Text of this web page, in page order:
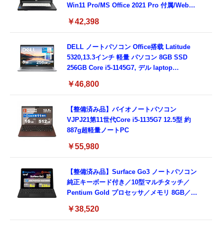
Win11 Pro/MS Office 2021 Pro 付属/Webカ
3.0)/ 有線静音マウス付属/ 180日保証（メモリ
￥42,398
DELL ノートパソコン Office搭载 Latitude
5320,13.3インチ 軽量 パソコン 8GB SSD
256GB Core i5-1145G7, デル laptop
ド付き (整備済み品)
￥46,800
【整備済み品】バイオノートパソコン
VJPJ21第11世代Core i5-1135G7 12.5型 約
887g超軽量ノートPC
￥55,980
【整備済み品】Surface Go3 ノートパソコン
純正キーボード付き／10型マルチタッチ／
Pentium Gold プロセッサ／メモリ 8GB／
Bluetooth5.0／USB-C／1080p顔認証カメラ
￥38,520